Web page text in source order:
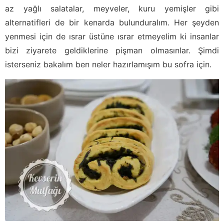
az yağlı salatalar, meyveler, kuru yemişler gibi
alternatifleri de bir kenarda bulunduralım. Her şeyden
yenmesi için de ısrar üstüne ısrar etmeyelim ki insanlar
bizi ziyarete geldiklerine pişman olmasınlar. Şimdi
isterseniz bakalım ben neler hazırlamışım bu sofra için.